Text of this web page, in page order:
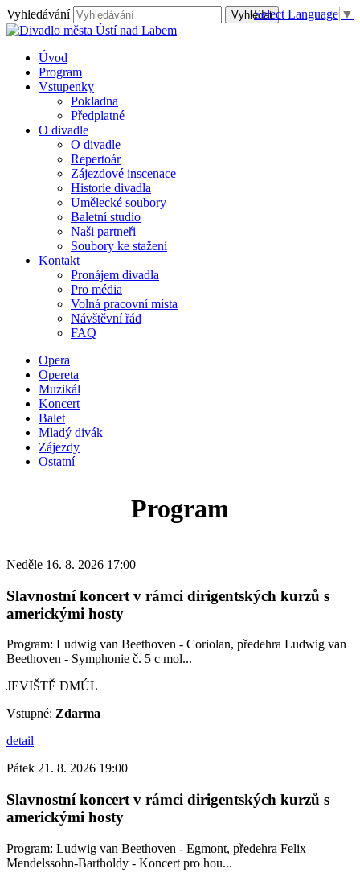
Vyhledávání
Úvod
Program
Vstupenky
Pokladna
Předplatné
O divadle
O divadle
Repertoár
Zájezdové inscenace
Historie divadla
Umělecké soubory
Baletní studio
Naši partneři
Soubory ke stažení
Kontakt
Pronájem divadla
Pro média
Volná pracovní místa
Návštěvní řád
FAQ
Select Language ▼
Opera
Opereta
Muzikál
Koncert
Balet
Mladý divák
Zájezdy
Ostatní
Program
Neděle 16. 8. 2026 17:00
Slavnostní koncert v rámci dirigentských kurzů s
americkými hosty
Program: Ludwig van Beethoven - Coriolan, předehra Ludwig van
Beethoven - Symphonie č. 5 c mol...
JEVIŠTĚ DMÚL
Vstupné: Zdarma
detail
Pátek 21. 8. 2026 19:00
Slavnostní koncert v rámci dirigentských kurzů s
americkými hosty
Program: Ludwig van Beethoven - Egmont, předehra Felix
Mendelssohn-Bartholdy - Koncert pro hou...